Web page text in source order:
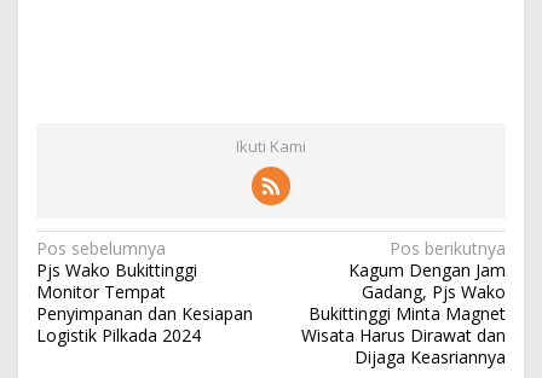
Ikuti Kami
N
a
v
i
Pos sebelumnya
Pjs Wako Bukittinggi
Monitor Tempat
Penyimpanan dan Kesiapan
Logistik Pilkada 2024
Pos berikutnya
Kagum Dengan Jam
Gadang, Pjs Wako
Bukittinggi Minta Magnet
Wisata Harus Dirawat dan
Dijaga Keasriannya